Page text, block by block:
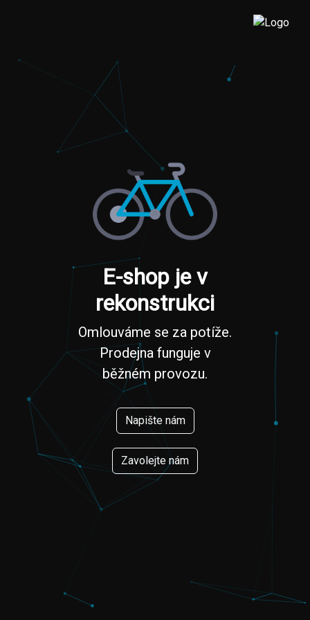
E-shop je v
rekonstrukci
Omlouváme se za potíže.
Prodejna funguje v
běžném provozu.
Napište nám
Zavolejte nám